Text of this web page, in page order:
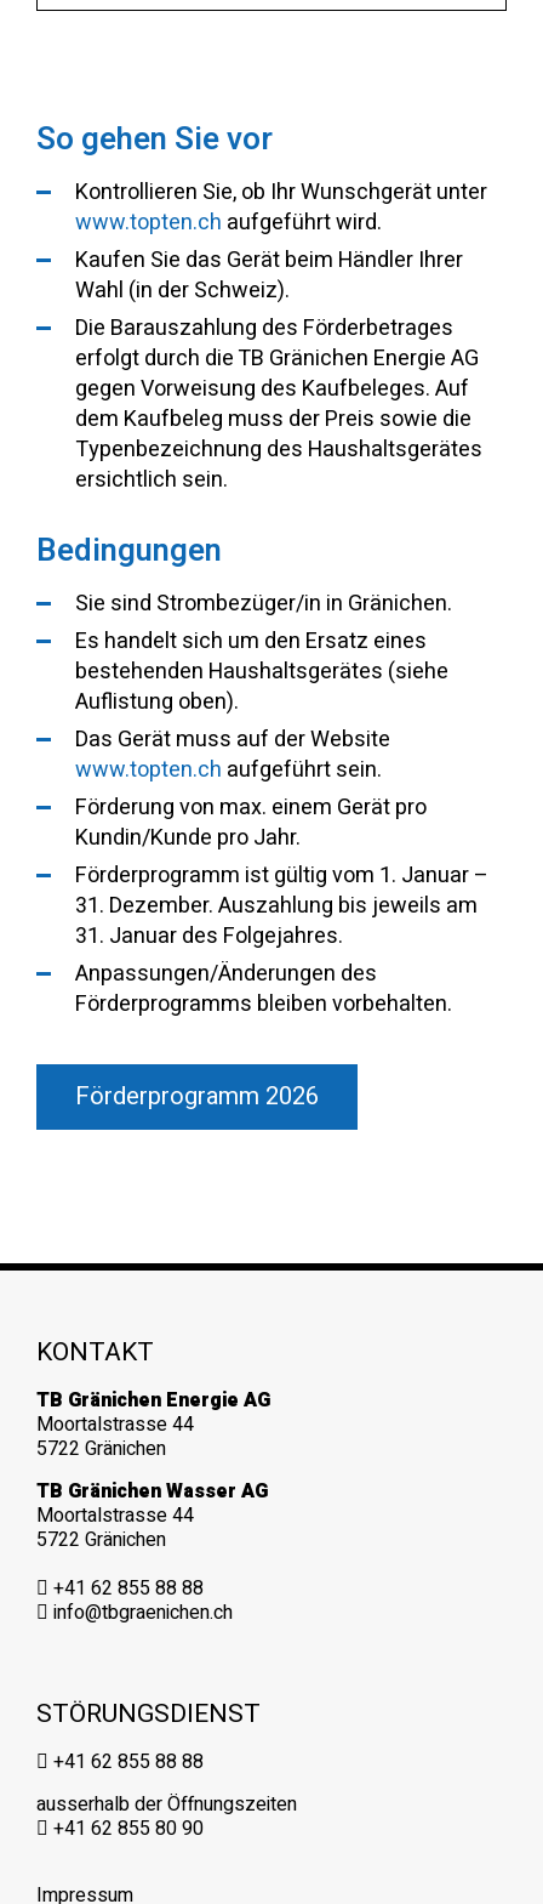
So gehen Sie vor
Kontrollieren Sie, ob Ihr Wunschgerät unter
www.topten.ch aufgeführt wird.
Kaufen Sie das Gerät beim Händler Ihrer
Wahl (in der Schweiz).
Die Barauszahlung des Förderbetrages
erfolgt durch die TB Gränichen Energie AG
gegen Vorweisung des Kaufbeleges. Auf
dem Kaufbeleg muss der Preis sowie die
Typenbezeichnung des Haushaltsgerätes
ersichtlich sein.
Bedingungen
Sie sind Strombezüger/in in Gränichen.
Es handelt sich um den Ersatz eines
bestehenden Haushaltsgerätes (siehe
Auflistung oben).
Das Gerät muss auf der Website
www.topten.ch aufgeführt sein.
Förderung von max. einem Gerät pro
Kundin/Kunde pro Jahr.
Förderprogramm ist gültig vom 1. Januar –
31. Dezember. Auszahlung bis jeweils am
31. Januar des Folgejahres.
Anpassungen/Änderungen des
Förderprogramms bleiben vorbehalten.
Förderprogramm 2026
KONTAKT
TB Gränichen Energie AG
Moortalstrasse 44
5722 Gränichen
TB Gränichen Wasser AG
Moortalstrasse 44
5722 Gränichen
+41 62 855 88 88
info@tbgraenichen.ch
STÖRUNGSDIENST
+41 62 855 88 88
ausserhalb der Öffnungszeiten
+41 62 855 80 90
Impressum